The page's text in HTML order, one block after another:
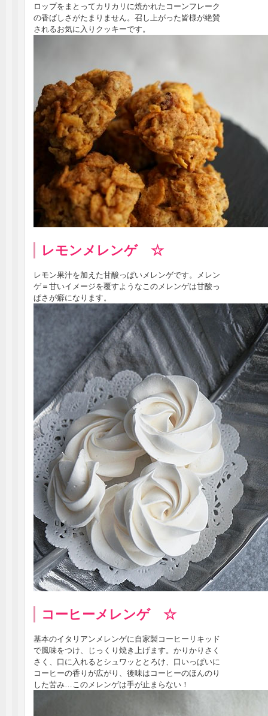
ロップをまとってカリカリに焼かれたコーンフレーク
の香ばしさがたまりません。召し上がった皆様が絶賛
されるお気に入りクッキーです。
レモンメレンゲ ☆
レモン果汁を加えた甘酸っぱいメレンゲです。メレン
ゲ＝甘いイメージを覆すようなこのメレンゲは甘酸っ
ぱさが癖になります。
コーヒーメレンゲ ☆
基本のイタリアンメレンゲに自家製コーヒーリキッド
で風味をつけ、じっくり焼き上げます。かりかりさく
さく、口に入れるとシュワッととろけ、口いっぱいに
コーヒーの香りが広がり、後味はコーヒーのほんのり
した苦み…このメレンゲは手が止まらない！